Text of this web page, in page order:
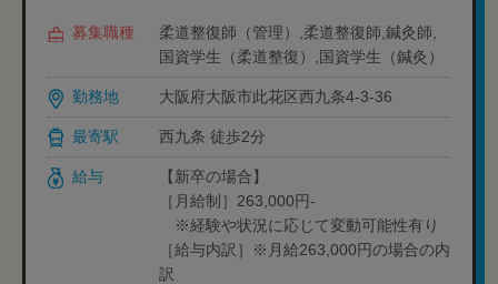
募集職種
柔道整復師（管理）,柔道整復師,鍼灸師,
国資学生（柔道整復）,国資学生（鍼灸）
勤務地 大阪府大阪市此花区西九条4-3-36
最寄駅 西九条 徒歩2分
給与
【新卒の場合】
［月給制］263,000円-
※経験や状況に応じて変動可能性有り
［給与内訳］※月給263,000円の場合の内
訳